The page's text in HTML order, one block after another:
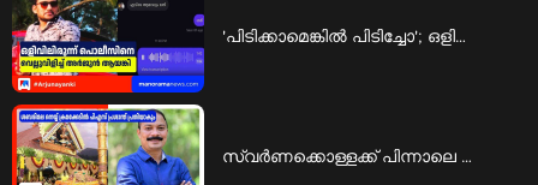
'പിടിക്കാമെങ്കിൽ പിടിച്ചോ'; ഒളിവിലിരുന്ന് പൊലീസിനെ വെല്ലുവിളിച്ച് അർജുൻ ആയങ്കി | Arjun ayanki
സ്വര്‍ണക്കൊള്ളക്ക് പിന്നാലെ ശബരിമല നെയ്യ് ക്രമക്കേടിലും പി.എസ്. പ്രശാന്ത് പ്രതിയാകും | ps prashanth